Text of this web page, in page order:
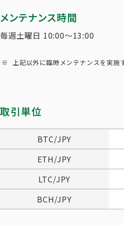
メンテナンス時間
毎週土曜日 10:00～13:00
上記以外に臨時メンテナンスを実施
取引単位
BTC/JPY
ETH/JPY
LTC/JPY
BCH/JPY